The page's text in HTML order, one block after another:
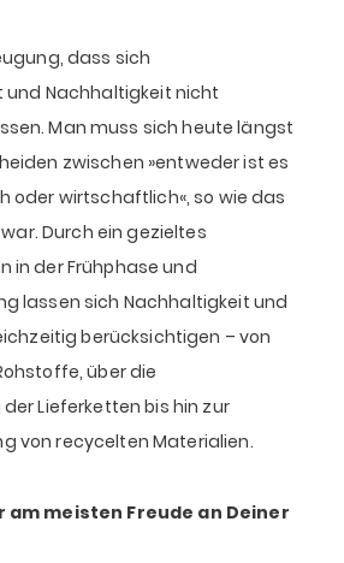
dass sich
Nachhaltigkeit nicht
Man muss sich heute längst
zwischen »entweder ist es
oder wirtschaftlich«, so wie das
Durch ein gezieltes
in der Frühphase und
lassen sich Nachhaltigkeit und
berücksichtigen – von
über die
Lieferketten bis hin zur
von recycelten Materialien.
am meisten Freude an Deiner